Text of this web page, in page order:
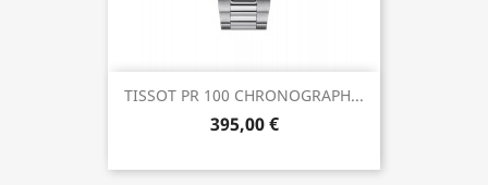
TISSOT PR 100 CHRONOGRAPH...
395,00 €